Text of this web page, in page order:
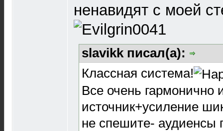
ненавидят с моей
slavikk писал(а):
Классная система!
Все очень гармонично
источник+усиление
не спешите- аудиенсы